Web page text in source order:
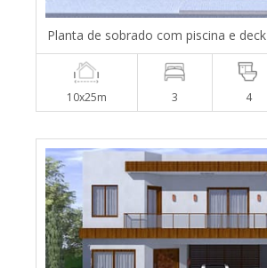
Planta de sobrado com piscina e deck
10x25m 3 4